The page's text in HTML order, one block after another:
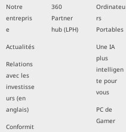
Notre
entrepris
e
Actualités
Relations
avec les
investisse
urs (en
anglais)
Conformit
360
Partner
hub (LPH)
Ordinateu
rs
Portables
Une IA
plus
intelligen
te pour
vous
PC de
Gamer